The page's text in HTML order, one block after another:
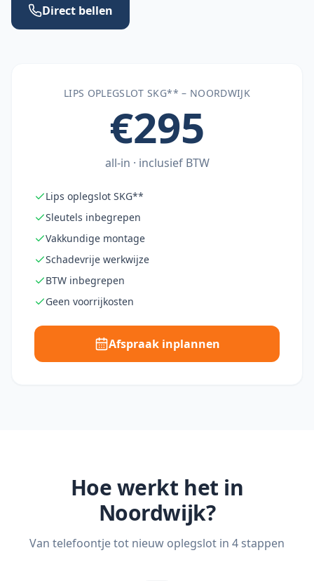
Direct bellen
LIPS OPLEGSLOT SKG** – NOORDWIJK
€295
all-in · inclusief BTW
Lips oplegslot SKG**
Sleutels inbegrepen
Vakkundige montage
Schadevrije werkwijze
BTW inbegrepen
Geen voorrijkosten
Afspraak inplannen
Hoe werkt het in
Noordwijk?
Van telefoontje tot nieuw oplegslot in 4 stappen